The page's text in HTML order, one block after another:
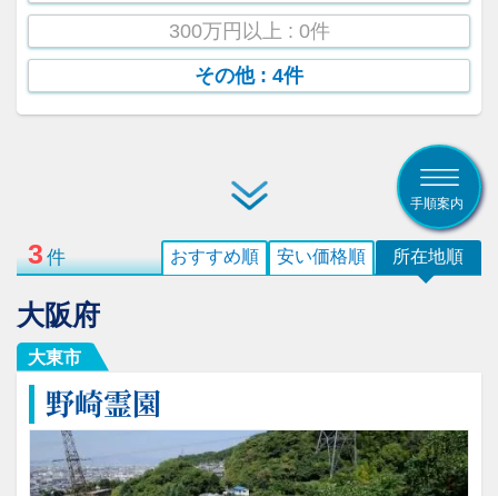
300万円以上 : 0件
その他 : 4件
手順案内
3件 所在地順
安い価格順
おすすめ順
大阪府
大東市
野崎霊園